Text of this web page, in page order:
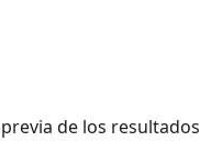
de los resultados